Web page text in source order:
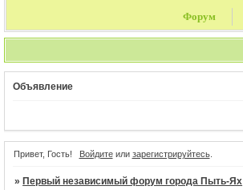
Форум
Объявление
Привет, Гость! Войдитеили зарегистрируйтесь.
»Первый независимый форум города Пыть-Ях